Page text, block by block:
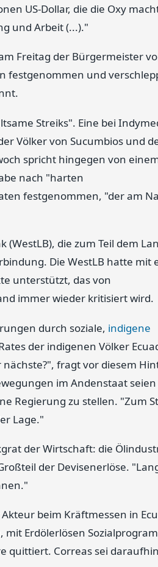
US-Dollar, die die Oxy
und Arbeit (...)."
Freitag der Bürgermeister
festgenommen und
Streiks". Eine bei
Völker von Sucumbios und
spricht hingegen von
nach "harten
festgenommen, "der am
die zum Teil dem
Die WestLB hatte mit
unterstützt, das von
immer wieder kritisiert wird.
durch soziale, indigene
der indigenen Völker
nächste?", fragt vor diesem
im Andenstaat
Regierung zu stellen. "Zum
Lage."
der Wirtschaft: die
der Devisenerlöse.
beim Kräftmessen in
Erdölerlösen
quittiert. Correas sei daraufhin